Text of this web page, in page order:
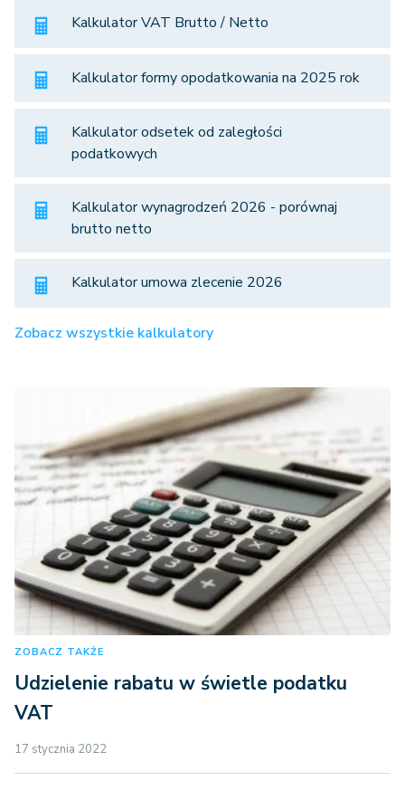
Kalkulator VAT Brutto / Netto
Kalkulator formy opodatkowania na 2025 rok
Kalkulator odsetek od zaległości
podatkowych
Kalkulator wynagrodzeń 2026 - porównaj
brutto netto
Kalkulator umowa zlecenie 2026
Zobacz wszystkie kalkulatory
ZOBACZ TAKŻE
Udzielenie rabatu w świetle podatku
VAT
17 stycznia 2022